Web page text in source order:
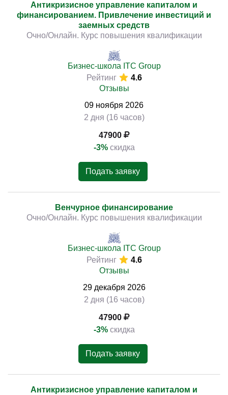
Антикризисное управление капиталом и
финансированием. Привлечение инвестиций и
заемных средств
Очно/Онлайн. Курс повышения квалификации
Бизнес-школа ITC Group
Рейтинг
4.6
Отзывы
09 ноября 2026
2 дня (16 часов)
47900
-3% скидка
Подать заявку
Венчурное финансирование
Очно/Онлайн. Курс повышения квалификации
Бизнес-школа ITC Group
Рейтинг
4.6
Отзывы
29 декабря 2026
2 дня (16 часов)
47900
-3% скидка
Подать заявку
Антикризисное управление капиталом и